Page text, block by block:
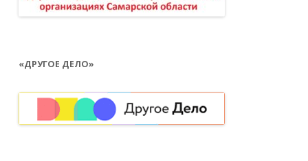
«ДРУГОЕ ДЕЛО»